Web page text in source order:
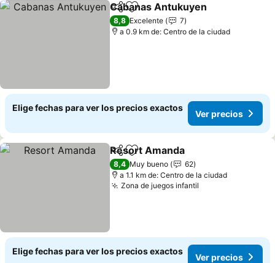
CompartirAgregar a favoritos
Cabanas Antukuyen
8,8 Excelente
7
a 0.9 km de: Centro de la ciudad
Elige fechas para ver los precios exactos
Ver precios
CompartirAgregar a favoritos
Resort Amanda
8,4 Muy bueno
62
a 1.1 km de: Centro de la ciudad
Zona de juegos infantil
Elige fechas para ver los precios exactos
Ver precios